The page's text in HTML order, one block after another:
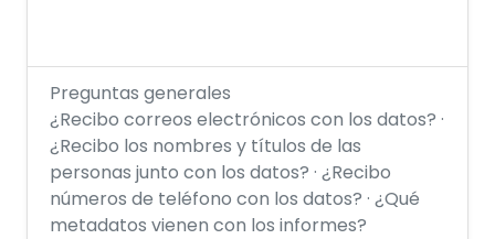
Preguntas generales
¿Recibo correos electrónicos con los datos? ·
¿Recibo los nombres y títulos de las
personas junto con los datos? · ¿Recibo
números de teléfono con los datos? · ¿Qué
metadatos vienen con los informes?